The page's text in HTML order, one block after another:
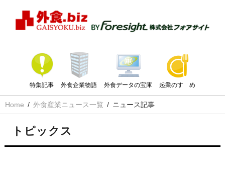
特集記事 外食企業物語 外食データの宝庫 起業のすゝめ
Home 外食産業ニュース一覧 ニュース記事
トピックス